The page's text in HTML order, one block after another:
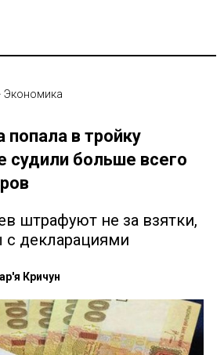
Экономика
в тройку
судили больше всего
штрафуют не за взятки,
с декларациями
Кричун